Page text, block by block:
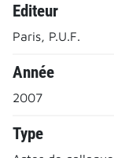
Editeur
Paris, P.U.F.
Année
2007
Type